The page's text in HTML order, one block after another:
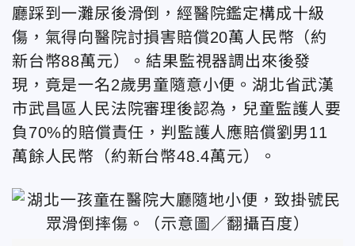
廳踩到一灘尿後滑倒，經醫院鑑定構成十級
傷，氣得向醫院討損害賠償20萬人民幣（約
新台幣88萬元）。結果監視器調出來後發
現，竟是一名2歲男童隨意小便。湖北省武漢
市武昌區人民法院審理後認為，兒童監護人要
負70%的賠償責任，判監護人應賠償劉男11
萬餘人民幣（約新台幣48.4萬元）。